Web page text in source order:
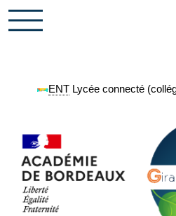
ENTLycée connecté